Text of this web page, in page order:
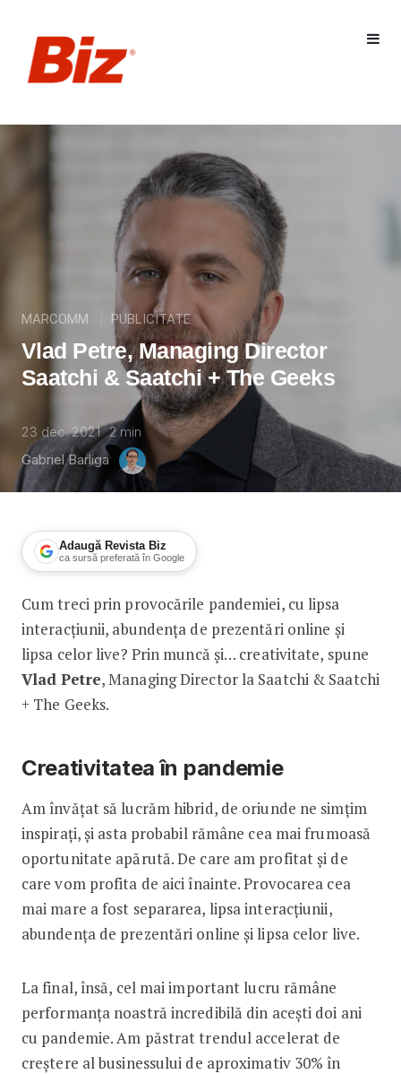
MARCOMM PUBLICITATE
Vlad Petre, Managing Director
Saatchi & Saatchi + The Geeks
23 dec. 2021 2 min
Gabriel Barliga
Adaugă Revista Biz
ca sursă preferată în Google
Vlad Petre, Managing Director
Cum treci prin pro­vo­cările pandemiei, cu lipsa
interacțiunii, abun­dența de prezentări ­online și
lipsa celor live? Prin muncă și… creativitate, spune
Vlad ­Petre, Managing Director la Saatchi & Saatchi
+ The Geeks.
Creativitatea în pandemie
Am învățat să lucrăm hibrid, de oriunde ne simțim
inspirați, și asta probabil rămâne cea mai frumoasă
oportunitate apărută. De care am profitat și de
care vom profita de aici înainte. Provocarea cea
mai mare a fost separarea, lipsa interacțiunii,
abundența de prezentări online și lipsa celor live.
La final, însă, cel mai important lucru rămâne
performanța noastră incredibilă din acești doi ani
cu pandemie. Am păstrat trendul accelerat de
creștere al businessului de aproximativ 30% în